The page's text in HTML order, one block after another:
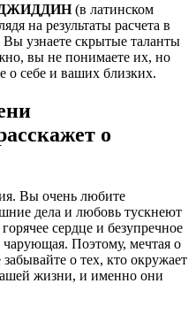
(в латинском
на результаты расчета в
узнаете скрытые таланты
вы не понимаете их, но
о себе и ваших близких.
о
Вы очень любите
дела и любовь тускнеют
сердце и безупречное
Поэтому, мечтая о
о тех, кто окружает
жизни, и именно они